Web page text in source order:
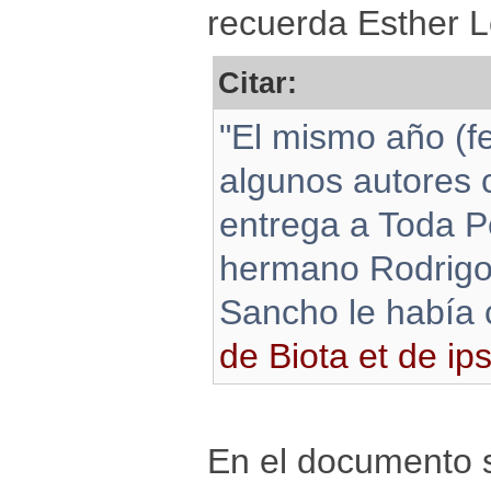
recuerda Esther
Citar:
"El mismo año
algunos autores
entrega a Toda
hermano
Sancho le
de Biota et de
En el documento